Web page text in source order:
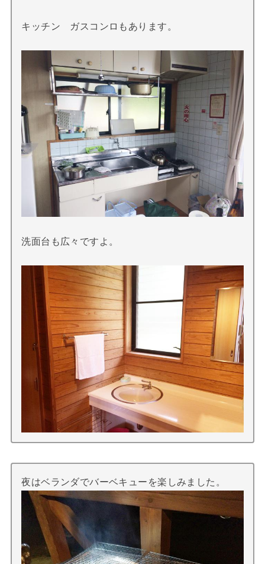
キッチン ガスコンロもあります。
洗面台も広々ですよ。
夜はベランダでバーベキューを楽しみました。